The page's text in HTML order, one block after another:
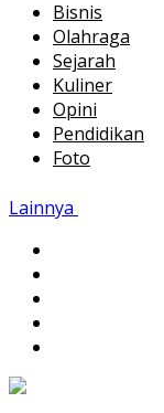
Bisnis
Olahraga
Sejarah
Kuliner
Opini
Pendidikan
Foto
Lainnya